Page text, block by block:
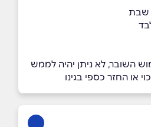
שבת
השובר, לא ניתן יהיה לממש
או החזר כספי בגינו